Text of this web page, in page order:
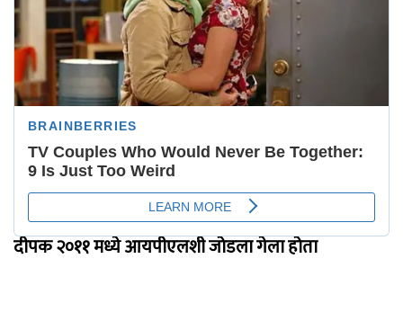
दीपक २०११ मध्ये आयपीएलशी जोडला गेला होता